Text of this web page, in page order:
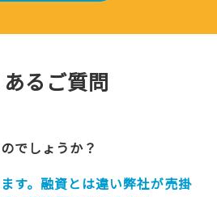
るご質問
でしょうか？
す。融資とは違い弊社が売掛